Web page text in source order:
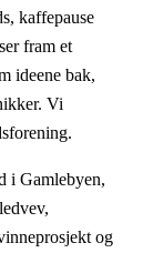
kaffepause
fram et
ideene bak,
Vi
i Gamlebyen,
og